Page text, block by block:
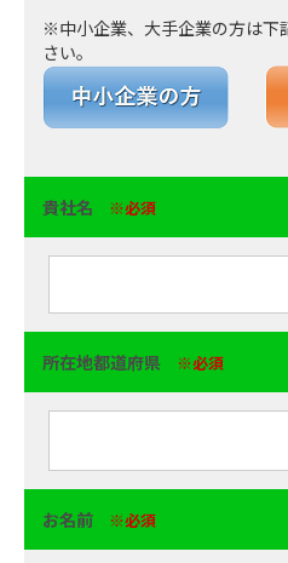
※中小企業、大手企業の方は下
さい。
貴社名 ※必須
所在地都道府県 ※必須
お名前 ※必須